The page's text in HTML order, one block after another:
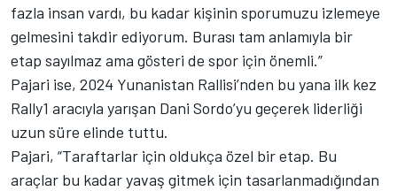
fazla insan vardı, bu kadar kişinin sporumuzu izlemeye
gelmesini takdir ediyorum. Burası tam anlamıyla bir
etap sayılmaz ama gösteri de spor için önemli.”
Pajari ise, 2024 Yunanistan Rallisi’nden bu yana ilk kez
Rally1 aracıyla yarışan Dani Sordo’yu geçerek liderliği
uzun süre elinde tuttu.
Pajari, “Taraftarlar için oldukça özel bir etap. Bu
araçlar bu kadar yavaş gitmek için tasarlanmadığından